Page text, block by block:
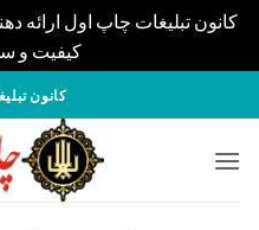
کانون تبلیغات چاپ اول ارائه
کیفیت و
کانون